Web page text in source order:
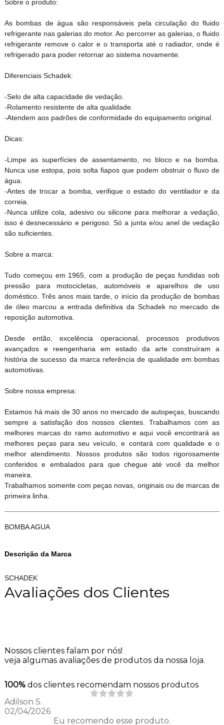
Sobre o produto:
As bombas de água são responsáveis pela circulação do fluido
refrigerante nas galerias do motor. Ao percorrer as galerias, o fluido
refrigerante remove o calor e o transporta até o radiador, onde é
refrigerado para poder retornar ao sistema novamente.
Diferenciais Schadek:
-Selo de alta capacidade de vedação.
-Rolamento resistente de alta qualidade.
-Atendem aos padrões de conformidade do equipamento original.
Dicas:
-Limpe as superfícies de assentamento, no bloco e na bomba.
Nunca use estopa, pois solta fiapos que podem obstruir o fluxo de
gua.
-Antes de trocar a bomba, verifique o estado do ventilador e da
correia.
-Nunca utilize cola, adesivo ou silicone para melhorar a vedação,
isso é desnecessário e perigoso. Só a junta e/ou anel de vedação
são suficientes.
Sobre a marca:
Tudo começou em 1965, com a produção de peças fundidas sob
pressão para motocicletas, automóveis e aparelhos de uso
doméstico. Três anos mais tarde, o início da produção de bombas
de óleo marcou a entrada definitiva da Schadek no mercado de
reposição automotiva.
Desde então, excelência operacional, processos produtivos
avançados e reengenharia em estado da arte construíram a
história de sucesso da marca referência de qualidade em bombas
automotivas.
Sobre nossa empresa:
Estamos há mais de 30 anos no mercado de autopeças, buscando
sempre a satisfação dos nossos clientes. Trabalhamos com as
melhores marcas do ramo automotivo e aqui você encontrará as
melhores peças para seu veículo, e contará com qualidade e o
melhor atendimento. Nossos produtos são todos rigorosamente
conferidos e embalados para que chegue até você da melhor
maneira.
Trabalhamos somente com peças novas, originais ou de marcas de
primeira linha.
BOMBA AGUA
Descrição da Marca
SCHADEK
Avaliações dos Clientes
Nossos clientes falam por nós!
veja algumas avaliações de produtos da nossa loja.
100% dos clientes recomendam nossos produtos
Adilson S.
02/04/2026
Eu recomendo esse produto.